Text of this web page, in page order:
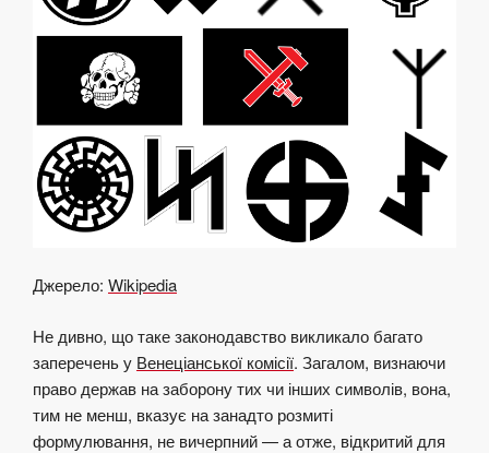
Джерело: Wikipedia
Не дивно, що таке законодавство викликало багато
заперечень у Венеціанської комісії. Загалом, визнаючи
право держав на заборону тих чи інших символів, вона,
тим не менш, вказує на занадто розмиті
формулювання, не вичерпний — а отже, відкритий для